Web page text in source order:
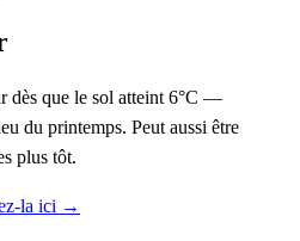
dès que le sol atteint 6°C —
du printemps. Peut aussi être
plus tôt.
la ici →